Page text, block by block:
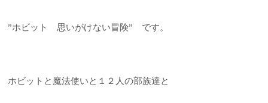
”ホビット 思いがけない冒険” です。
ホビットと魔法使いと１２人の部族達と